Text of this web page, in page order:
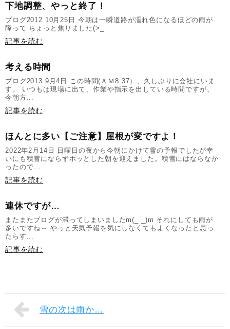
下地調整、やっと終了！
ブログ2012 10月25日 今朝は一瞬道路が濡れ色になるほどの雨が
降って ちょっと焦りました(>_
記事を読む
考える時間
ブログ2013 9月4日 この時間(ＡＭ8:37）、久しぶりに会社にいま
す。 いつもは現場に出て、作業や指示を出している時間ですが、
今朝方...
記事を読む
ほんとに多い【ご注意】屋根が変ですよ！
2022年2月14日 日曜日の夜から今朝にかけて雪の予報でしたが幸
いにも積雪にならずホッとした朝を迎えました。積雪にはならなか
ったので...
記事を読む
連休ですが…
またまたブログが滞ってしまいましたm(_ _)m それにしても雨が
多いですね～ やっと天気予報を気にしなくてもよくなったと思っ
たらす...
記事を読む
雪の次は雨か…